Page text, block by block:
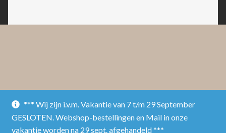
*** Wij zijn i.v.m. Vakantie van 7 t/m 29 September
GESLOTEN. Webshop-bestellingen en Mail in onze
vakantie worden na 29 sept. afgehandeld ***